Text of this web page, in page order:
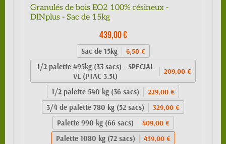
Granulés de bois EO2 100% résineux -
DINplus - Sac de 15kg
439,00 €
Sac de 15kg 6,50 €
1/2 palette 495kg (33 sacs) - SPECIAL
VL (PTAC 3.5t)
209,00 €
1/2 palette 540 kg (36 sacs) 229,00 €
3/4 de palette 780 kg (52 sacs) 329,00 €
Palette 990 kg (66 sacs) 409,00 €
Palette 1080 kg (72 sacs) 439,00 €